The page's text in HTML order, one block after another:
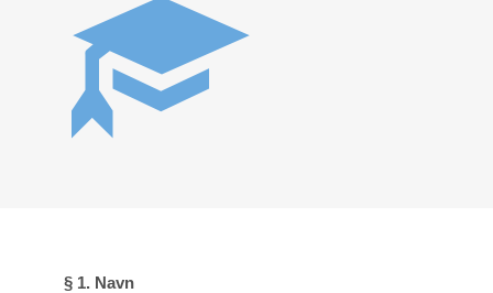
§ 1. Navn